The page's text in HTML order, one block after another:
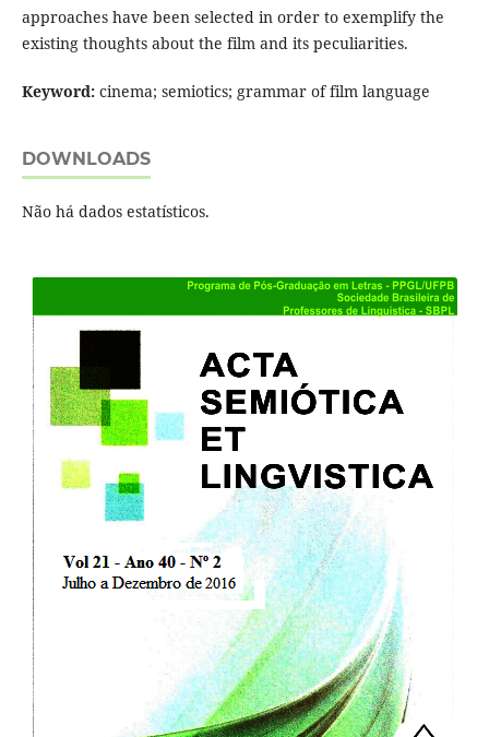
approaches have been selected in order to exemplify the
existing thoughts about the film and its peculiarities.
Keyword:cinema; semiotics; grammar of film language
DOWNLOADS
Não há dados estatísticos.